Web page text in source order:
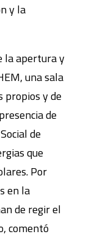
y la
la apertura y
una sala
propios y de
de
de
que
Por
en la
de regir el
comentó